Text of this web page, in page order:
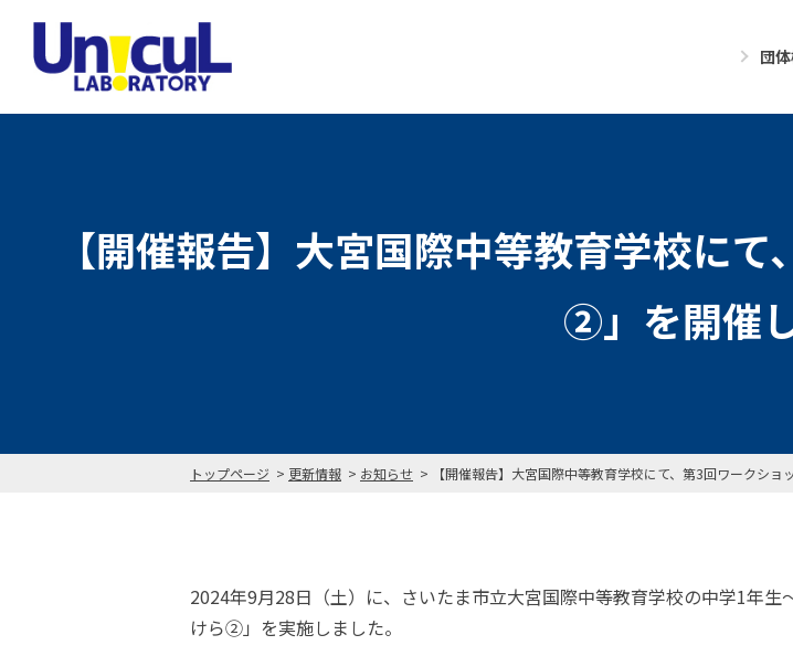
団
【開催報告】大宮国際中等教育学校に
②」を開催
トップページ 更新情報 お知らせ 【開催報告】大宮国際中等教育学校にて、第3回ワークシ
2024年9月28日（土）に、さいたま市立大宮国際中等教育学校の中学1年
けら②」を実施しました。